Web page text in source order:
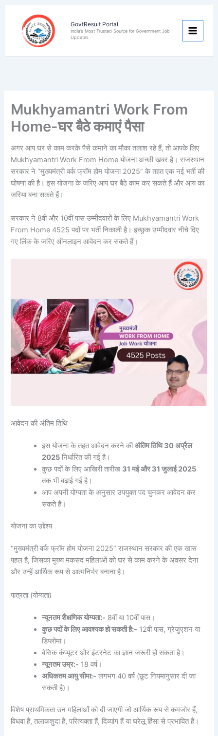
content
GovtResult Portal
India’s Most Trusted Source for Government Job
Updates
Mukhyamantri Work From
Home-घर बैठे कमाएं पैसा
अगर आप घर से काम करके पैसे कमाने का मौका तलाश रहे हैं, तो आपके लिए
Mukhyamantri Work From Home योजना अच्छी खबर है। राजस्थान
सरकार ने “मुख्यमंत्री वर्क फ्रॉम होम योजना 2025” के तहत एक नई भर्ती की
घोषणा की है। इस योजना के जरिए आप घर बैठे काम कर सकते हैं और आय का
जरिया बना सकते हैं।
सरकार ने 8वीं और 10वीं पास उम्मीदवारों के लिए Mukhyamantri Work
From Home 4525 पदों पर भर्ती निकाली है। इच्छुक उम्मीदवार नीचे दिए
गए लिंक के जरिए ऑनलाइन आवेदन कर सकते हैं।
आवेदन की अंतिम तिथि
इस योजना के तहत आवेदन करने कीअंतिम तिथि 30 अप्रैल
2025 निर्धारित की गई है।
कुछ पदों के लिए आखिरी तारीख 31 मई और 31 जुलाई 2025
तक भी बढ़ाई गई है।
आप अपनी योग्यता के अनुसार उपयुक्त पद चुनकर आवेदन कर
सकते हैं।
योजना का उद्देश्य
“मुख्यमंत्री वर्क फ्रॉम होम योजना 2025” राजस्थान सरकार की एक खास
पहल है, जिसका मुख्य मकसद महिलाओं को घर से काम करने के अवसर देना
और उन्हें आर्थिक रूप से आत्मनिर्भर बनाना है।
पात्रता (योग्यता)
न्यूनतम शैक्षणिक योग्यता:- 8वीं या 10वीं पास।
कुछ पदों के लिए आवश्यक हो सकती है:- 12वीं पास, ग्रेजुएशन या
डिप्लोमा।
बेसिक कंप्यूटर और इंटरनेट का ज्ञान जरूरी हो सकता है।
न्यूनतम उम्र:- 18 वर्ष।
अधिकतम आयु सीमा:- लगभग 40 वर्ष (छूट नियमानुसार दी जा
सकती है)।
विशेष प्राथमिकता उन महिलाओं को दी जाएगी जो आर्थिक रूप से कमजोर हैं,
विधवा हैं, तलाकशुदा हैं, परित्यक्ता हैं, दिव्यांग हैं या घरेलू हिंसा से प्रभावित हैं।